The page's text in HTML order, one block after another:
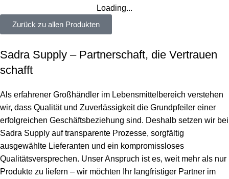
Loading...
Zurück zu allen Produkten
Sadra Supply – Partnerschaft, die Vertrauen
schafft
Als erfahrener Großhändler im Lebensmittelbereich verstehen
wir, dass Qualität und Zuverlässigkeit die Grundpfeiler einer
erfolgreichen Geschäftsbeziehung sind. Deshalb setzen wir bei
Sadra Supply auf transparente Prozesse, sorgfältig
ausgewählte Lieferanten und ein kompromissloses
Qualitätsversprechen. Unser Anspruch ist es, weit mehr als nur
Produkte zu liefern – wir möchten Ihr langfristiger Partner im